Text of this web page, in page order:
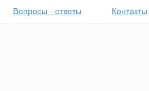
Вопросы - ответы Контакты